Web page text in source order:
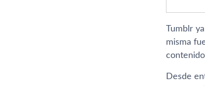
Tumblr
misma
Desde